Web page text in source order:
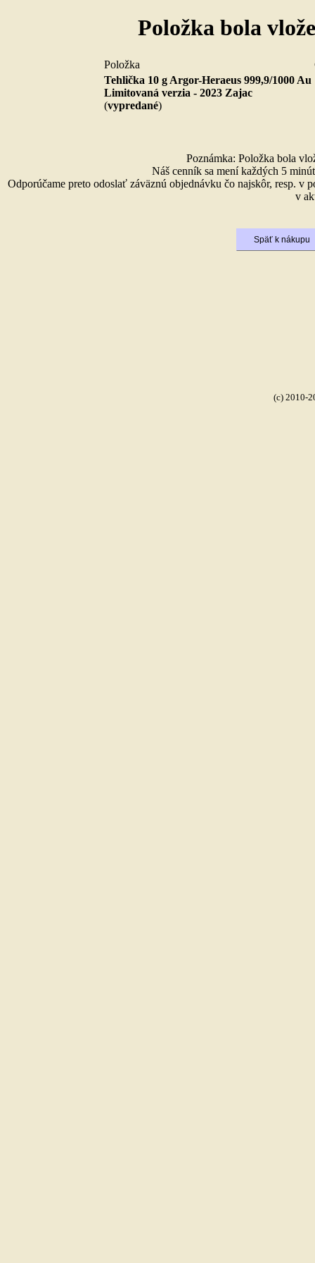
Položka bola
Položka
Tehlička 10 g Argor-Heraeus 999,9/1000 Au
Limitovaná verzia - 2023 Zajac
(vypredané)
Poznámka: Položka bola
Náš cenník sa mení každých 5
Odporúčame preto odoslať záväznú objednávku čo najskôr, resp. v
v
(c) 2010-